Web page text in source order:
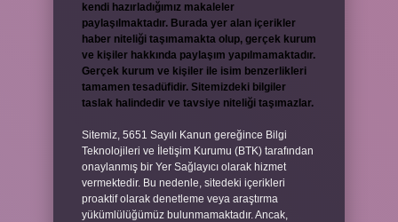
kendi hazırladığımız makaleler
paylaşılmaktadır. Burada yer alan içerikler
haber niteliği taşımamakta olup, gerçek kurum
ve kişiler hakkında paylaşım yapılmamaktadır.
Gerçek kurum ve kişiler ile isim benzerlikleri
tamamen tesadüfidir. Sitemizdeki bilgiler
taslak halindedir ve tavsiye niteliği taşımazlar.
Sitemiz, 5651 Sayılı Kanun gereğince Bilgi
Teknolojileri ve İletişim Kurumu (BTK) tarafından
onaylanmış bir Yer Sağlayıcı olarak hizmet
vermektedir. Bu nedenle, sitedeki içerikleri
proaktif olarak denetleme veya araştırma
yükümlülüğümüz bulunmamaktadır. Ancak,